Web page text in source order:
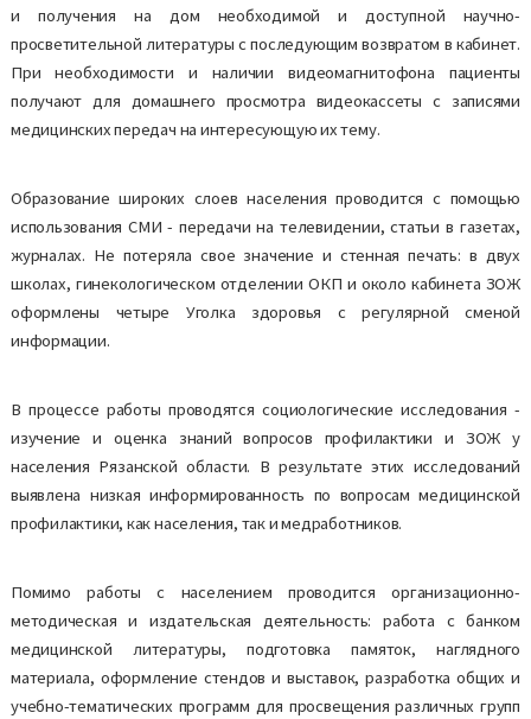
и получения на дом необходимой и доступной научно-
просветительной литературы с последующим возвратом в кабинет.
При необходимости и наличии видеомагнитофона пациенты
получают для домашнего просмотра видеокассеты с записями
медицинских передач на интересующую их тему.
Образование широких слоев населения проводится с помощью
использования СМИ - передачи на телевидении, статьи в газетах,
журналах. Не потеряла свое значение и стенная печать: в двух
школах, гинекологическом отделении ОКП и около кабинета ЗОЖ
оформлены четыре Уголка здоровья с регулярной сменой
информации.
В процессе работы проводятся социологические исследования -
изучение и оценка знаний вопросов профилактики и ЗОЖ у
населения Рязанской области. В результате этих исследований
выявлена низкая информированность по вопросам медицинской
профилактики, как населения, так и медработников.
Помимо работы с населением проводится организационно-
методическая и издательская деятельность: работа с банком
медицинской литературы, подготовка памяток, наглядного
материала, оформление стендов и выставок, разработка общих и
учебно-тематических программ для просвещения различных групп